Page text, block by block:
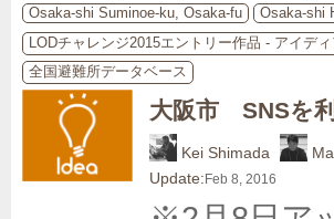
Osaka-shi Suminoe-ku, Osaka-fu
Osaka-shi
LODチャレンジ2015エントリー作品 - アイディ
全国避難所データベース
大阪市 SNSを
Kei Shimada
Update: Feb 8, 2016